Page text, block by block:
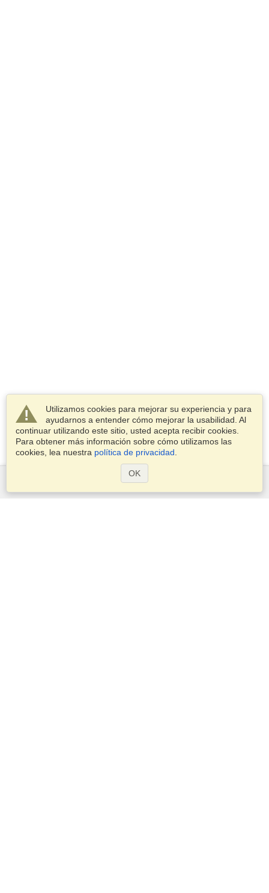
Utilizamos cookies para mejorar su experiencia y para
ayudarnos a entender cómo mejorar la usabilidad. Al
continuar utilizando este sitio, usted acepta recibir cookies.
Para obtener más información sobre cómo utilizamos las
cookies, lea nuestra política de privacidad
OK